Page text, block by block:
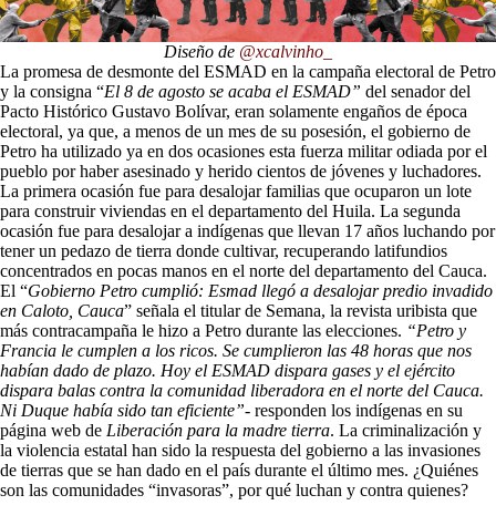
Diseño de @xcalvinho_
La promesa de desmonte del ESMAD en la campaña electoral de Petro
y la consigna “El 8 de agosto se acaba el ESMAD” del senador del
Pacto Histórico Gustavo Bolívar, eran solamente engaños de época
electoral, ya que, a menos de un mes de su posesión, el gobierno de
Petro ha utilizado ya en dos ocasiones esta fuerza militar odiada por el
pueblo por haber asesinado y herido cientos de jóvenes y luchadores.
La primera ocasión fue para desalojar familias que ocuparon un lote
para construir viviendas en el departamento del Huila. La segunda
ocasión fue para desalojar a indígenas que llevan 17 años luchando por
tener un pedazo de tierra donde cultivar, recuperando latifundios
concentrados en pocas manos en el norte del departamento del Cauca.
El “Gobierno Petro cumplió: Esmad llegó a desalojar predio invadido
en Caloto, Cauca” señala el titular de Semana, la revista uribista que
más contracampaña le hizo a Petro durante las elecciones. “Petro y
Francia le cumplen a los ricos. Se cumplieron las 48 horas que nos
habían dado de plazo. Hoy el ESMAD dispara gases y el ejército
dispara balas contra la comunidad liberadora en el norte del Cauca.
Ni Duque había sido tan eficiente”- responden los indígenas en su
página web de Liberación para la madre tierra. La criminalización y
la violencia estatal han sido la respuesta del gobierno a las invasiones
de tierras que se han dado en el país durante el último mes. ¿Quiénes
son las comunidades “invasoras”, por qué luchan y contra quienes?